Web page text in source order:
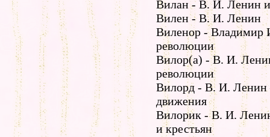
Вилан - В. И. Ленин
Вилен - В. И. Ленин
Виленор -
революции
Вилор(а) - В. И.
революции
Вилорд - В. И. Ленин
движения
Вилорик - В. И.
и крестьян